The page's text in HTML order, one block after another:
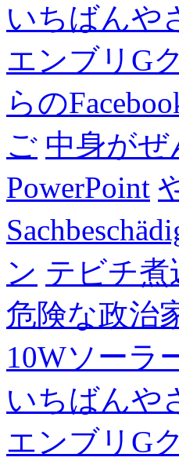
いちばんや
エンブリG
らの
ご 中身が
PowerPoint
ン テビチ煮
危険な政治
10Wソーラ
いちばんや
エンブリG